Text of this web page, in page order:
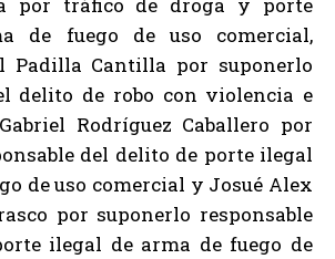
por tráfico de droga y porte
de fuego de uso comercial,
Padilla Cantilla por suponerlo
delito de robo con violencia e
Rodríguez Caballero por
del delito de porte ilegal
de uso comercial y Josué Alex
por suponerlo responsable
ilegal de arma de fuego de